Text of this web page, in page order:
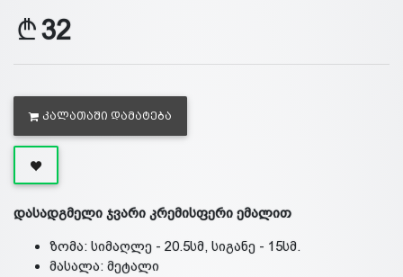
32
ᲙᲐᲚᲐᲗᲐᲨᲘ ᲓᲐᲛᲐᲢᲔᲑᲐ
დასადგმელი ჯვარი კრემისფერი ემალით
ზომა: სიმაღლე - 20.5სმ, სიგანე - 15სმ.
მასალა: მეტალი